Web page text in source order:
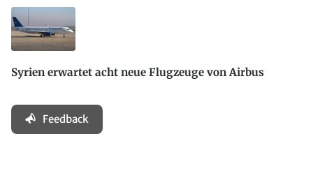
Syrien erwartet acht neue Flugzeuge von Airbus
Feedback